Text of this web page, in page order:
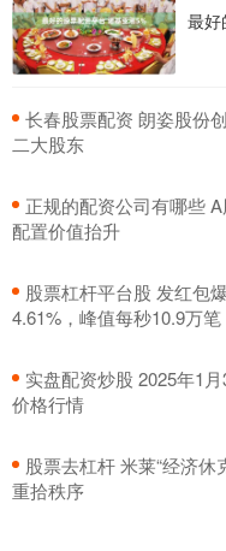
最好
长春股票配资 朗姿股份
二大股东
正规的配资公司有哪些
配置价值抬升
股票杠杆平台股 发红包
4.61%，峰值每秒10.9万
实盘配资炒股 2025年1
价格行情
股票去杠杆 米莱“经济
重拾秩序